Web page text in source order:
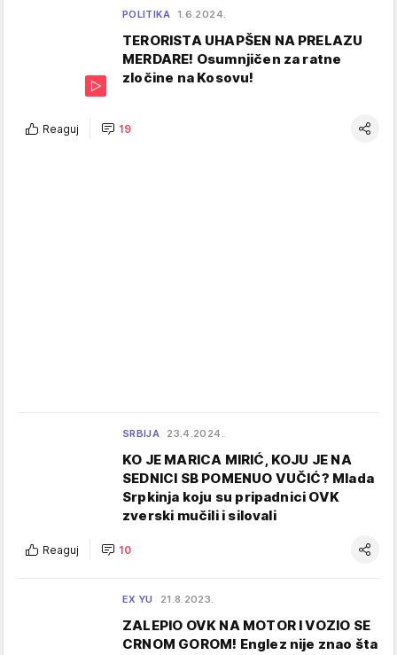
POLITIKA 1.6.2024.
TERORISTA UHAPŠEN NA PRELAZU
MERDARE! Osumnjičen za ratne
zločine na Kosovu!
Reaguj 19
SRBIJA 23.4.2024.
KO JE MARICA MIRIĆ, KOJU JE NA
SEDNICI SB POMENUO VUČIĆ? Mlada
Srpkinja koju su pripadnici OVK
zverski mučili i silovali
Reaguj 10
EX YU 21.8.2023.
ZALEPIO OVK NA MOTOR I VOZIO SE
CRNOM GOROM! Englez nije znao šta